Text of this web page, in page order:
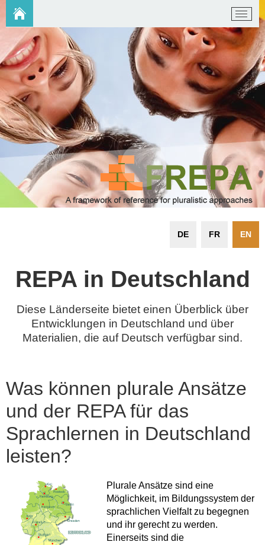
EN
FR
DE
REPA in Deutschland
Diese Länderseite bietet einen Überblick über
Entwicklungen in Deutschland und über
Materialien, die auf Deutsch verfügbar sind.
Was können plurale Ansätze
und der REPA für das
Sprachlernen in Deutschland
leisten?
Plurale Ansätze sind eine
Möglichkeit, im Bildungssystem der
sprachlichen Vielfalt zu begegnen
und ihr gerecht zu werden.
Einerseits sind die